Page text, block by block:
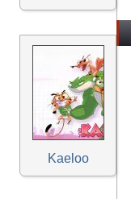
Kaeloo